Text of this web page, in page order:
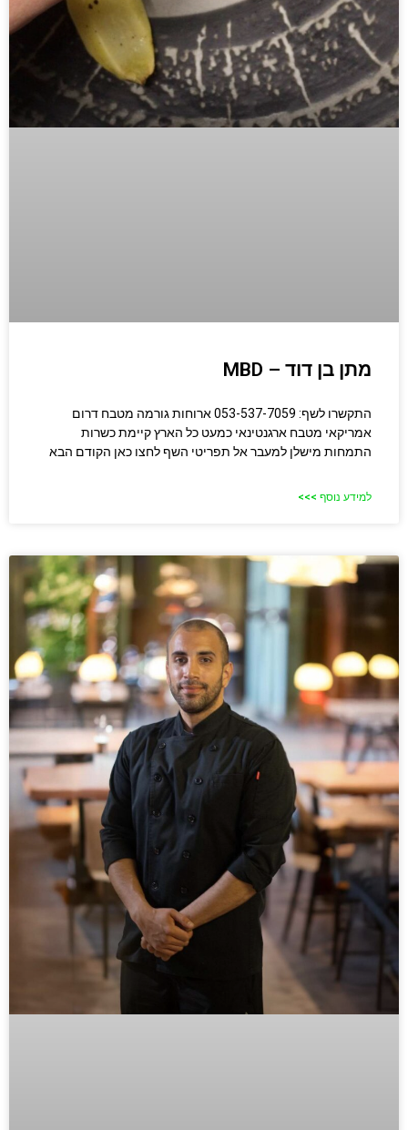
מתן בן דוד – MBD
התקשרו לשף: 053-537-7059 ארוחות גורמה מטבח דרום
אמריקאי מטבח ארגנטינאי כמעט כל הארץ קיימת כשרות
התמחות מישלן למעבר אל תפריטי השף לחצו כאן הקודם הבא
למידע נוסף >>>